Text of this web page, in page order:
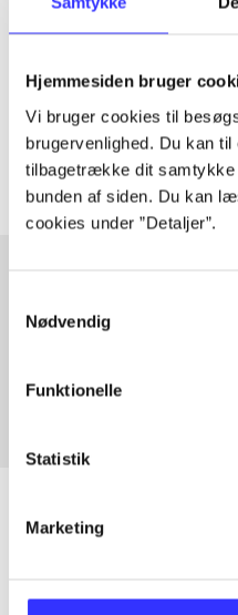
Hjemmesiden bruger
Vi bruger cookies til
brugervenlighed. Du kan
tilbagetrække dit samtykke
bunden af siden. Du kan
cookies under ”Detaljer”.
Nødvendig
Funktionelle
Statistik
Marketing
Tidsskrift
Artiklerne i handler ofte om
Artikler med
Alle registrerede artikler